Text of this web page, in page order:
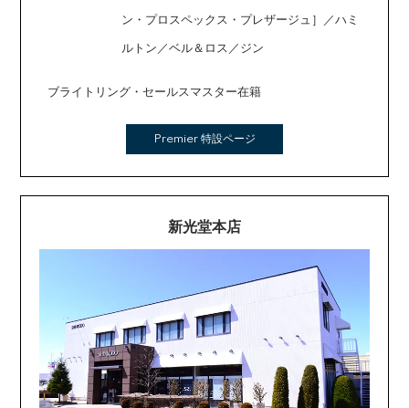
ン・プロスペックス・プレザージュ］／ハミ
ルトン／ベル＆ロス／ジン
ブライトリング・セールスマスター在籍
Premier 特設ページ
新光堂本店